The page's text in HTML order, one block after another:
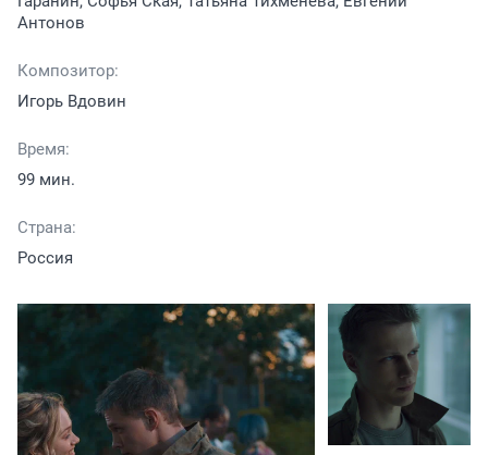
Антонов
Композитор:
Игорь Вдовин
Время:
99 мин.
Страна:
Россия